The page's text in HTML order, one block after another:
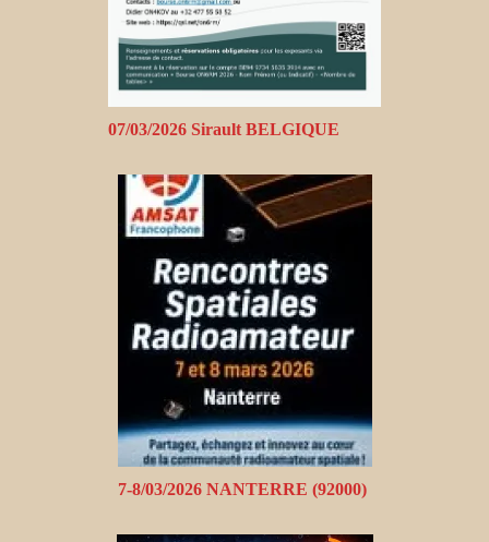
07/03/2026 Sirault BELGIQUE
7-8/03/2026 NANTERRE (92000)